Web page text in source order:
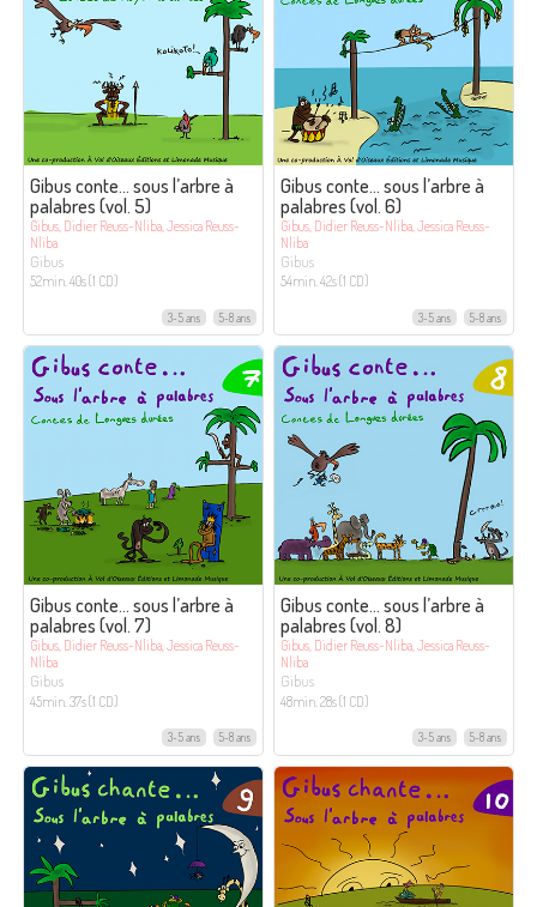
Gibus conte… sous l’arbre à
palabres (vol. 5)
Gibus, Didier Reuss-Nliba, Jessica Reuss-
Nliba
Gibus
52min. 40s (1 CD)
3-5 ans 5-8 ans
Gibus conte… sous l’arbre à
palabres (vol. 6)
Gibus, Didier Reuss-Nliba, Jessica Reuss-
Nliba
Gibus
54min. 42s (1 CD)
3-5 ans 5-8 ans
Gibus conte… sous l’arbre à
palabres (vol. 7)
Gibus, Didier Reuss-Nliba, Jessica Reuss-
Nliba
Gibus
45min. 37s (1 CD)
3-5 ans 5-8 ans
Gibus conte… sous l’arbre à
palabres (vol. 8)
Gibus, Didier Reuss-Nliba, Jessica Reuss-
Nliba
Gibus
48min. 28s (1 CD)
3-5 ans 5-8 ans